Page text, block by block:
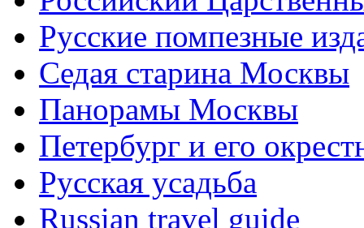
Русские помпезные
Седая старина Москвы
Панорамы Москвы
Петербург и его
Русская усадьба
Russian travel guide